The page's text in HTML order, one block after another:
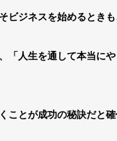
ビジネスを始めるときも
「人生を通して本当に
ことが成功の秘訣だと確